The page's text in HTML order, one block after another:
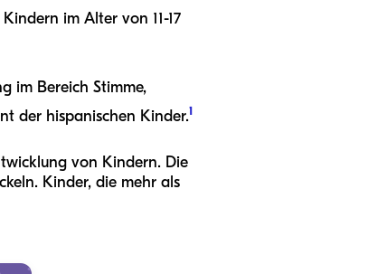
im Alter von 11-17
im Bereich Stimme,
der hispanischen Kinder.1
von Kindern. Die
Kinder, die mehr als